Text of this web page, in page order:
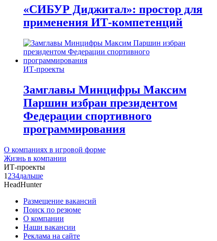
«СИБУР Диджитал»: простор для
применения ИТ-компетенций
ИТ-проекты
Замглавы Минцифры Максим
Паршин избран президентом
Федерации спортивного
программирования
О компаниях в игровой форме
Жизнь в компании
ИТ-проекты
1 234дальше
HeadHunter
Размещение вакансий
Поиск по резюме
О компании
Наши вакансии
Реклама на сайте